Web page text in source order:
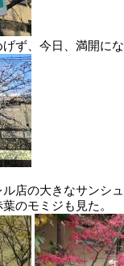
ず、今日、満開に
店の大きなサンシ
のモミジも見た。